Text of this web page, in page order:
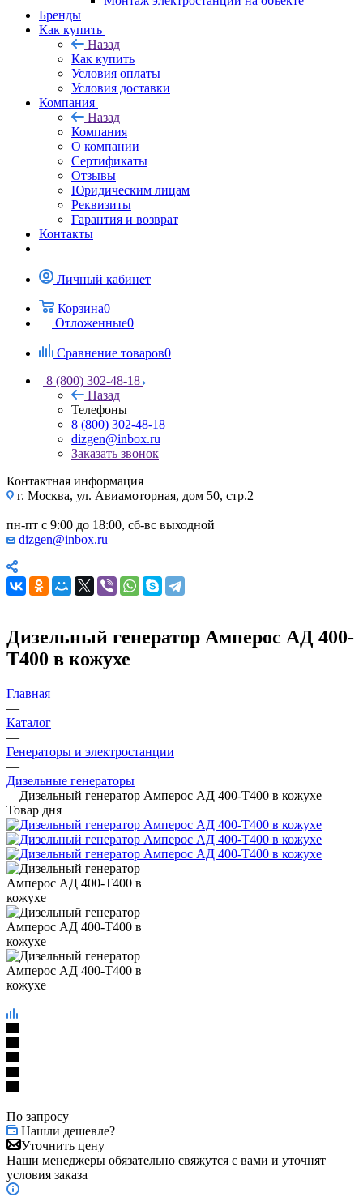
Бренды
Как купить
Назад
Как купить
Условия оплаты
Условия доставки
Компания
Назад
Компания
О компании
Сертификаты
Отзывы
Юридическим лицам
Реквизиты
Гарантия и возврат
Контакты
Личный кабинет
Корзина0
Отложенные0
Сравнение товаров0
8 (800) 302-48-18
Назад
Телефоны
8 (800) 302-48-18
dizgen@inbox.ru
Заказать звонок
Контактная информация
г. Москва, ул. Авиамоторная, дом 50, стр.2
пн-пт с 9:00 до 18:00, сб-вс выходной
dizgen@inbox.ru
Дизельный генератор Амперос АД 400-
Т400 в кожухе
Главная
—
Каталог
—
Генераторы и электростанции
—
Дизельные генераторы
—Дизельный генератор Амперос АД 400-Т400 в кожухе
Товар дня
По запросу
Нашли дешевле?
Уточнить цену
Наши менеджеры обязательно свяжутся с вами и уточнят
условия заказа